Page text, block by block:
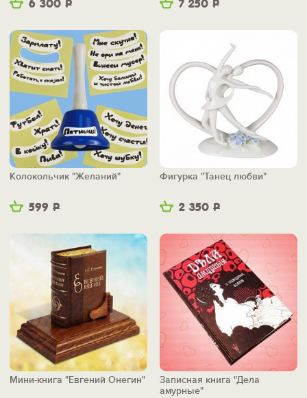
6 300 Р
7 250 Р
599 Р
Колокольчик "Желаний"
2 350 Р
Фигурка "Танец любви"
Мини-книга "Евгений Онегин"
Записная книга "Дела
амурные"